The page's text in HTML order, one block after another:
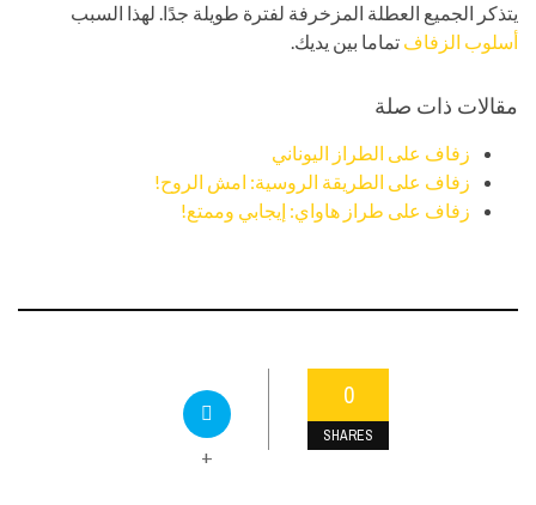
يتذكر الجميع العطلة المزخرفة لفترة طويلة جدًا. لهذا السبب
أسلوب الزفاف تماما بين يديك.
مقالات ذات صلة
زفاف على الطراز اليوناني
زفاف على الطريقة الروسية: امش الروح!
زفاف على طراز هاواي: إيجابي وممتع!
0
SHARES
+